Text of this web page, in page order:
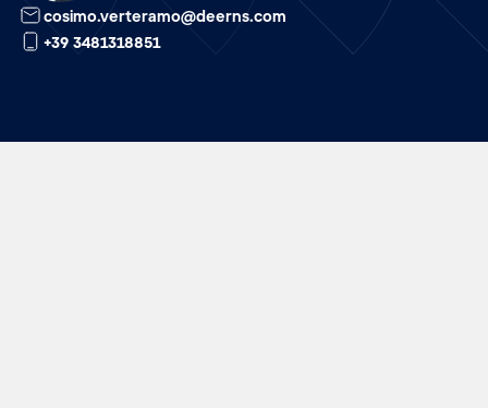
cosimo.verteramo@deerns.com
+39 3481318851